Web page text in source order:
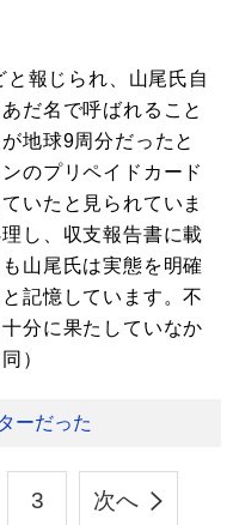
と報じられ、山尾氏自
だ名で呼ばれること
地球9周分だったと
のプリペイドカード
いたと見られていま
し、収支報告書に載
山尾氏は実態を明確
記憶しています。不
分に果たしていなか
）
ーだった
3 次へ